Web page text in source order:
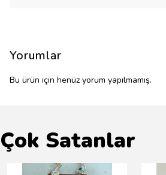
Yorumlar
Bu ürün için henüz yorum yapılmamış.
Çok Satanlar